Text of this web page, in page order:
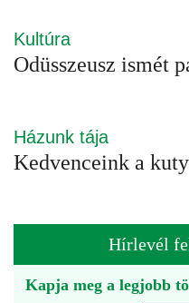
Kultúra
Odüsszeusz ismét
Házunk tája
Kedvenceink a
Hírlevél
Kapja meg a legjobb